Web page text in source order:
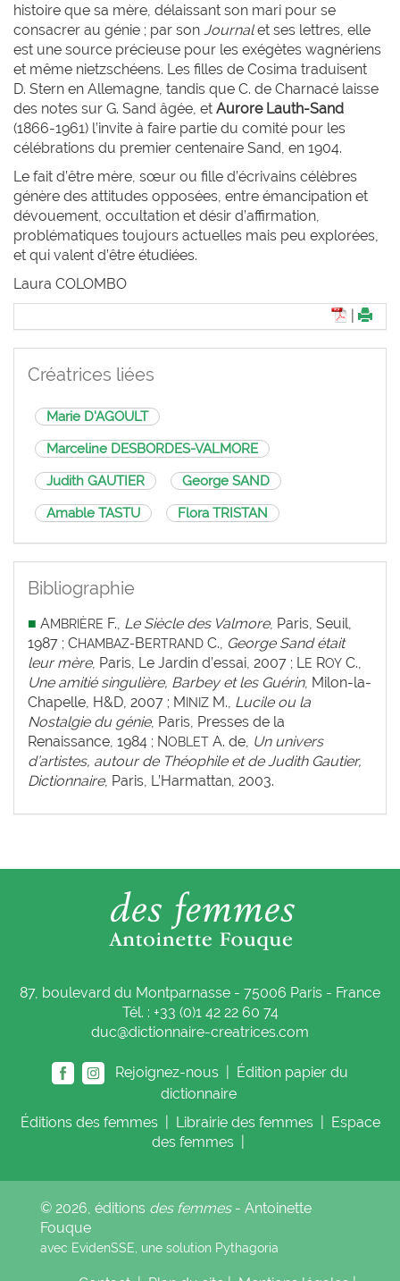
histoire que sa mère, délaissant son mari pour se
consacrer au génie ; par son Journalet ses lettres, elle
est une source précieuse pour les exégètes wagnériens
et même nietzschéens. Les filles de Cosima traduisent
D. Stern en Allemagne, tandis que C. de Charnacé laisse
des notes sur G. Sand âgée, et Aurore Lauth-Sand
(1866-1961) l’invite à faire partie du comité pour les
célébrations du premier centenaire Sand, en 1904.
Le fait d’être mère, sœur ou fille d’écrivains célèbres
génère des attitudes opposées, entre émancipation et
dévouement, occultation et désir d’affirmation,
problématiques toujours actuelles mais peu explorées,
et qui valent d’être étudiées.
Laura COLOMBO
Créatrices liées
Marie D'AGOULT
Marceline DESBORDES-VALMORE
Judith GAUTIER
George SAND
Amable TASTU
Flora TRISTAN
Bibliographie
■ AMBRIÈRE F., Le Siècle des Valmore, Paris, Seuil,
1987 ; CHAMBAZ-BERTRAND C., George Sand était
leur mère, Paris, Le Jardin d’essai, 2007 ; LE ROY C.,
Une amitié singulière, Barbey et les Guérin, Milon-la-
Chapelle, H&D, 2007 ; M INIZ M., Lucile ou la
Nostalgie du génie, Paris, Presses de la
Renaissance, 1984 ; NOBLET A. de, Un univers
d’artistes, autour de Théophile et de Judith Gautier,
Dictionnaire, Paris, L’Harmattan, 2003.
87, boulevard du Montparnasse - 75006 Paris - France
Tél. : +33 (0)1 42 22 60 74
duc@dictionnaire-creatrices.com
Rejoignez-nous |
Édition papier du
dictionnaire
Éditions des femmes Librairie des femmes
Espace
des femmes
© 2026, éditions des femmes- Antoinette
Fouque
avec EvidenSSE, une solution Pythagoria